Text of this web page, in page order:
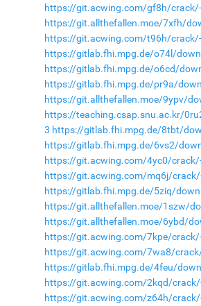
https://git.acwing.com/gf8h/
https://git.allthefallen.moe/7xfh/
https://git.acwing.com/t96h/
https://gitlab.fhi.mpg.de/o74l/
https://gitlab.fhi.mpg.de/o6cd/
https://gitlab.fhi.mpg.de/pr9a/
https://git.allthefallen.moe/9ypv/
https://teaching.csap.snu.ac.kr/
3 https://gitlab.fhi.mpg.de/8tbt/
https://gitlab.fhi.mpg.de/6vs2/
https://git.acwing.com/4yc0/
https://git.acwing.com/mq6j/
https://gitlab.fhi.mpg.de/5ziq/
https://git.allthefallen.moe/1szw/
https://git.allthefallen.moe/6ybd/
https://git.acwing.com/7kpe/
https://git.acwing.com/7wa8/
https://gitlab.fhi.mpg.de/4feu/
https://git.acwing.com/2kqd/
https://git.acwing.com/z64h/